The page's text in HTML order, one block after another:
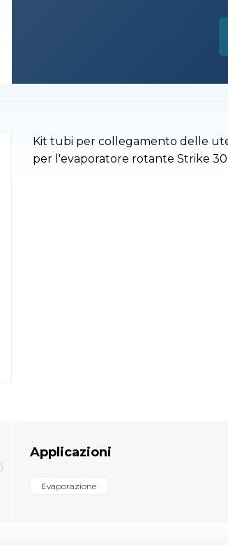
Kit tubi per collegamento delle
per l'evaporatore rotante Strike
Applicazioni
Evaporazione